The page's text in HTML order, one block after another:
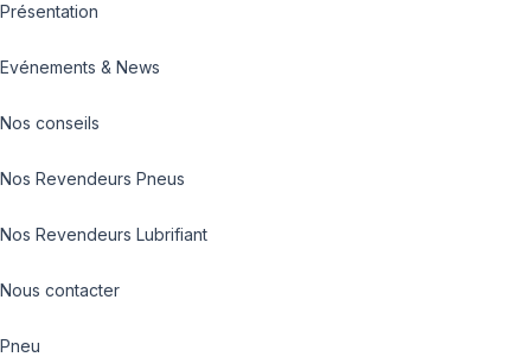
Présentation
Evénements & News
Nos conseils
Nos Revendeurs Pneus
Nos Revendeurs Lubrifiant
Nous contacter
Pneu